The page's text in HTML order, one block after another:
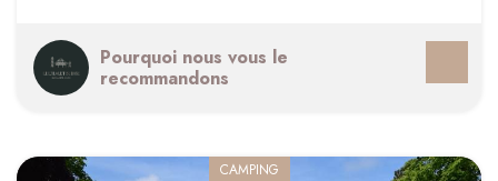
Pourquoi nous vous le
recommandons
CAMPING